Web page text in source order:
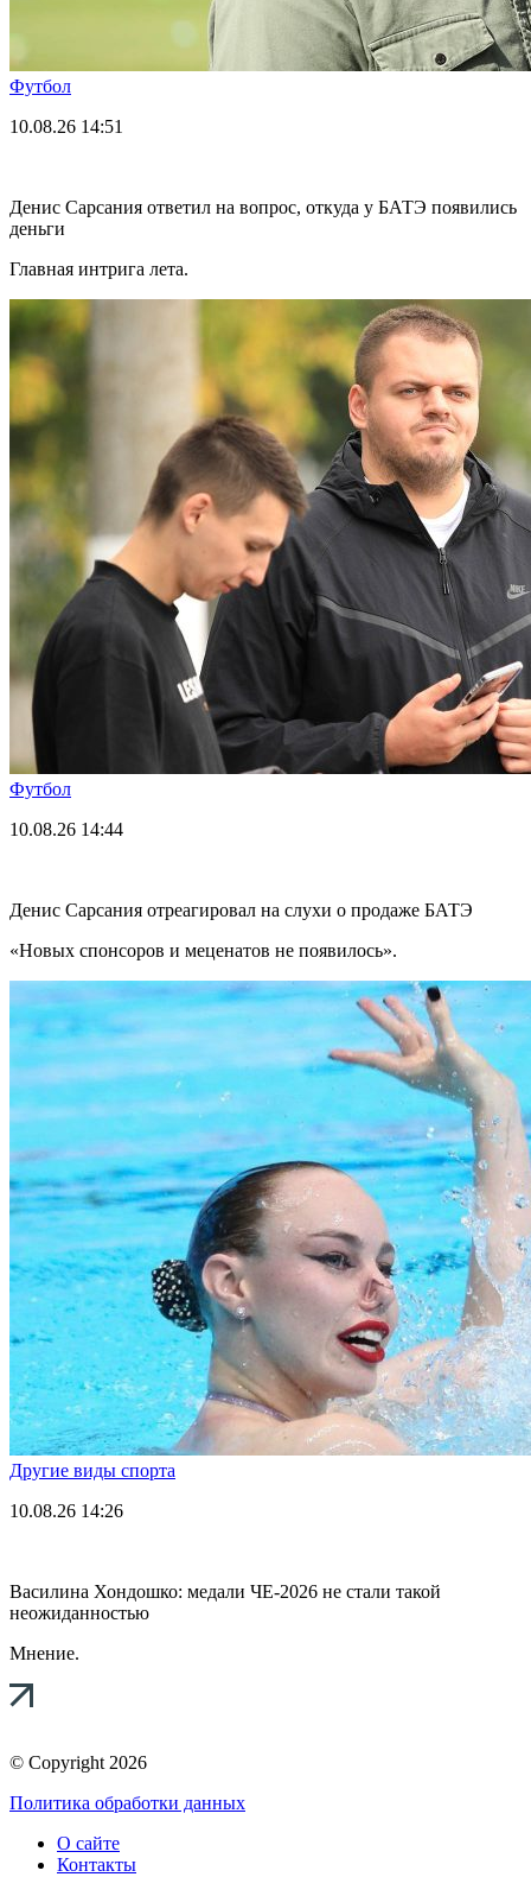
Футбол
10.08.26 14:51
Денис Сарсания ответил на вопрос, откуда у БАТЭ появились
деньги
Главная интрига лета.
Футбол
10.08.26 14:44
Денис Сарсания отреагировал на слухи о продаже БАТЭ
«Новых спонсоров и меценатов не появилось».
Другие виды спорта
10.08.26 14:26
Василина Хондошко: медали ЧЕ-2026 не стали такой
неожиданностью
Мнение.
© Copyright 2026
Политика обработки данных
О сайте
Контакты